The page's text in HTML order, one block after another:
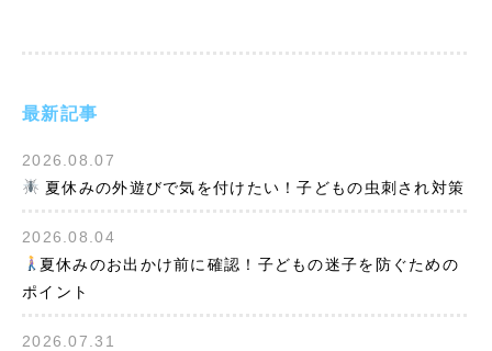
最新記事
2026.08.07
夏休みの外遊びで気を付けたい！子どもの虫刺され対策
2026.08.04
夏休みのお出かけ前に確認！子どもの迷子を防ぐための
ポイント
2026.07.31